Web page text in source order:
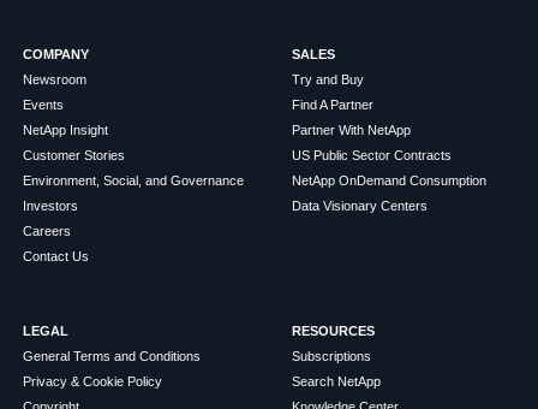
COMPANY
Newsroom
Events
NetApp Insight
Customer Stories
Environment, Social, and Governance
Investors
Careers
Contact Us
SALES
Try and Buy
Find A Partner
Partner With NetApp
US Public Sector Contracts
NetApp OnDemand Consumption
Data Visionary Centers
LEGAL
General Terms and Conditions
Privacy & Cookie Policy
RESOURCES
Subscriptions
Search NetApp